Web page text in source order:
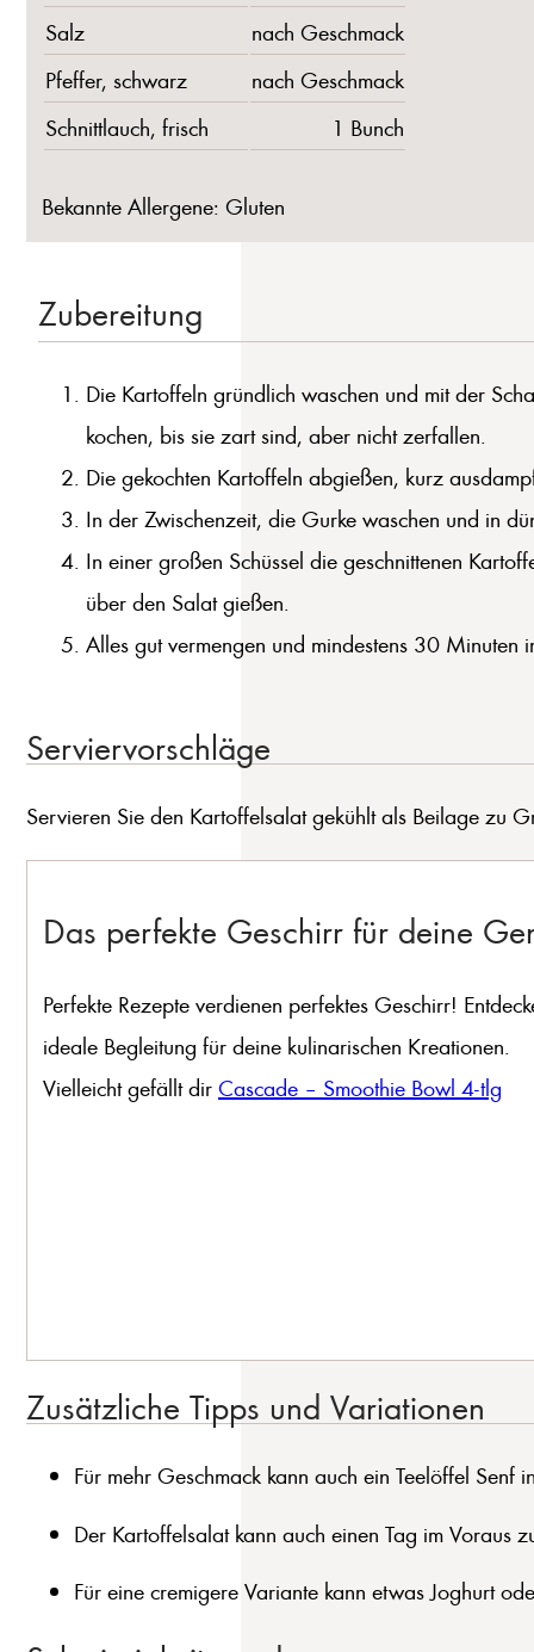
Salz
nach Geschmack
Pfeffer, schwarz
nach Geschmack
Schnittlauch, frisch
1 Bunch
Bekannte Allergene: Gluten
Zubereitung
Die Kartoffeln gründlich waschen und mit der
kochen, bis sie zart sind, aber nicht zerfallen.
Die gekochten Kartoffeln abgießen, kurz
In der Zwischenzeit, die Gurke waschen und in
In einer großen Schüssel die geschnittenen
über den Salat gießen.
Alles gut vermengen und mindestens 30 Minuten
Serviervorschläge
Servieren Sie den Kartoffelsalat gekühlt als Beilage zu
Das perfekte Geschirr für deine
Perfekte Rezepte verdienen perfektes Geschirr!
ideale Begleitung für deine kulinarischen Kreationen.
Vielleicht gefällt dir Cascade – Smoothie Bowl 4-tlg
Zusätzliche Tipps und Variationen
Für mehr Geschmack kann auch ein Teelöffel Senf
Der Kartoffelsalat kann auch einen Tag im Voraus
Für eine cremigere Variante kann etwas Joghurt